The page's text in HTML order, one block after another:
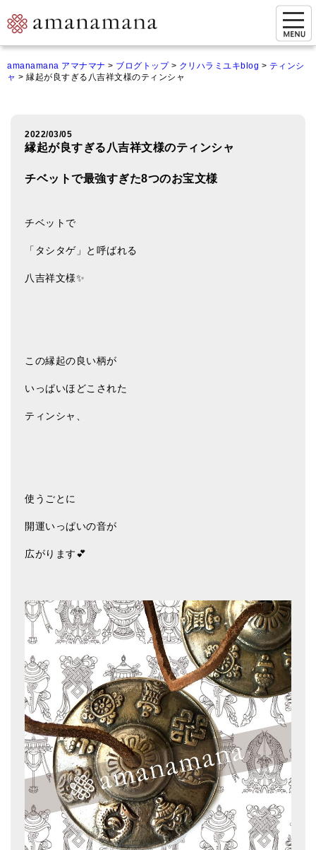
ご来店&購入
オンライン相談&購入
倍音呼吸法レッスン
オンラインショップ
カートを見る
ベーシック・ティンシャ（4種）
ティンシャケース
チベット・真マントラ香
お香定期購入（ラクとくサブスク）
チベット高僧のオラクルカード
ベル＆ドルジェ
シンギングボウル入門本・CD
アウトレット
amanamana アマナマナ > ブログトップ> クリハラミユキblog > ティンシ
ャ > 縁起が良すぎる八吉祥文様のティンシャ
2022/03/05
縁起が良すぎる八吉祥文様のティンシャ
チベットで最強すぎた8つのお宝文様
チベットで
「タシタゲ」と呼ばれる
八吉祥文様✨
この縁起の良い柄が
いっぱいほどこされた
ティンシャ、
使うごとに
開運いっぱいの音が
広がります💕